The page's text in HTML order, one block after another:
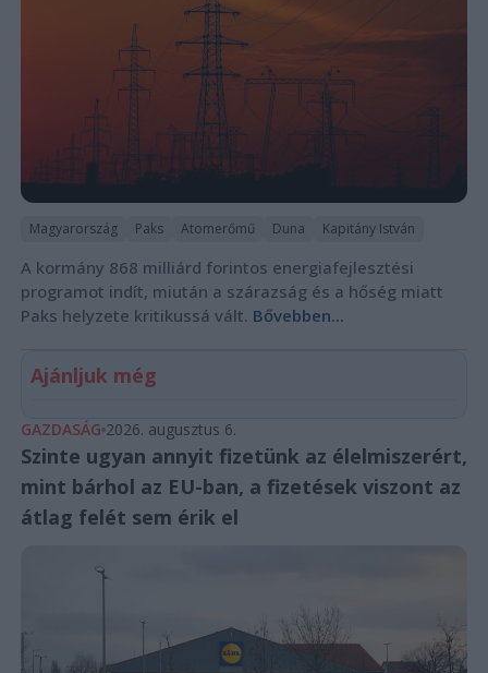
Magyarország Paks Atomerőmű Duna Kapitány István
A kormány 868 milliárd forintos energiafejlesztési
programot indít, miután a szárazság és a hőség miatt
Paks helyzete kritikussá vált. Bővebben...
Ajánljuk még
GAZDASÁG 2026. augusztus 6.
Szinte ugyan annyit fizetünk az élelmiszerért,
mint bárhol az EU-ban, a fizetések viszont az
átlag felét sem érik el